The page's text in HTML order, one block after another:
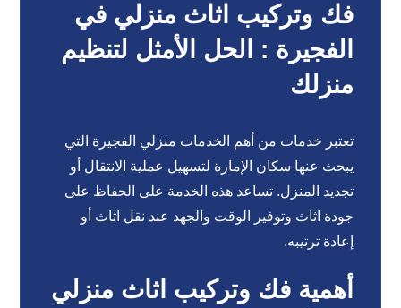
فك وتركيب اثاث منزلي في
الفجيرة : الحل الأمثل لتنظيم
منزلك
تعتبر خدمات من أهم الخدمات منزلي الفجيرة التي
يبحث عنها سكان الإمارة لتسهيل عملية الانتقال أو
تجديد المنزل. تساعد هذه الخدمة على الحفاظ على
جودة اثاث وتوفير الوقت والجهد عند نقل اثاث أو
إعادة ترتيبه.
أهمية فك وتركيب اثاث منزلي